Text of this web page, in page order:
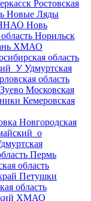
Ростовская
Новые Ляды
Новь
Норильск
ХМАО
область
Удмуртская
область
Московская
Кемеровская
Новгородская
Пермь
область
Петушки
область
ХМАО